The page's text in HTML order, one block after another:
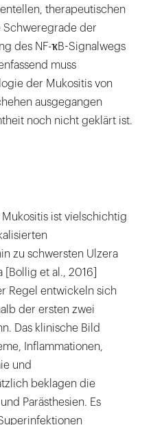
therapeutischen
Schweregrade der
des NF-ҡB-Signalwegs
muss
der Mukositis von
ausgegangen
noch nicht geklärt ist.
ist vielschichtig
zu schwersten Ulzera
et al., 2016]
Regel entwickeln sich
der ersten zwei
Das klinische Bild
Inflammationen,
und
beklagen die
Parästhesien. Es